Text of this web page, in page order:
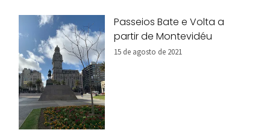
Passeios Bate e Volta a
partir de Montevidéu
15 de agosto de 2021